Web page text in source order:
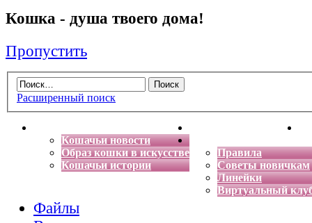
Кошка - душа твоего дома!
Пропустить
Расширенный поиск
Кошачьи новости
Образ кошки в искусстве
Кошачьи истории
Энциклопедия кошек
Правила
Советы новичкам
Линейки
Виртуальный
Файлы